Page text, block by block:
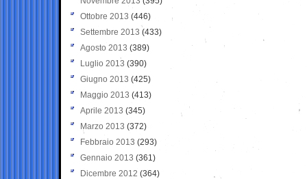
Ottobre 2013 (446)
Settembre 2013 (433)
Agosto 2013 (389)
Luglio 2013 (390)
Giugno 2013 (425)
Maggio 2013 (413)
Aprile 2013 (345)
Marzo 2013 (372)
Febbraio 2013 (293)
Gennaio 2013 (361)
Dicembre 2012 (364)